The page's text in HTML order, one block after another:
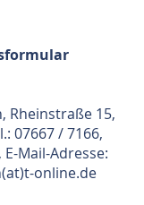
Rheinstraße 15,
07667 / 7166,
E-Mail-Adresse:
online.de